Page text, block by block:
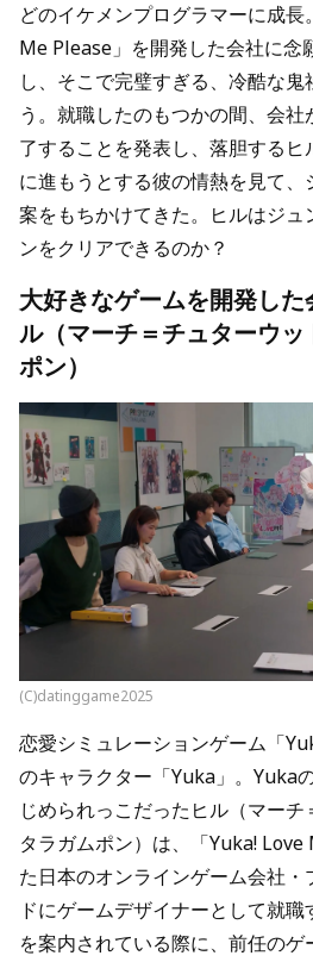
どのイケメンプログラマーに成
Me Please」を開発した会社に念
し、そこで完璧すぎる、冷酷な
う。就職したのもつかの間、会
了することを発表し、落胆する
に進もうとする彼の情熱を見て
案をもちかけてきた。ヒルはジュ
ンをクリアできるのか？
大好きなゲームを開発し
ル（マーチ＝チュターウ
ポン）
(C)datinggame2025
恋愛シミュレーションゲーム「
のキャラクター「Yuka」。Yuka
じめられっこだったヒル（マー
タラガムポン）は、「Yuka!
た日本のオンラインゲーム会社
ドにゲームデザイナーとして就
を案内されている際に、前任の